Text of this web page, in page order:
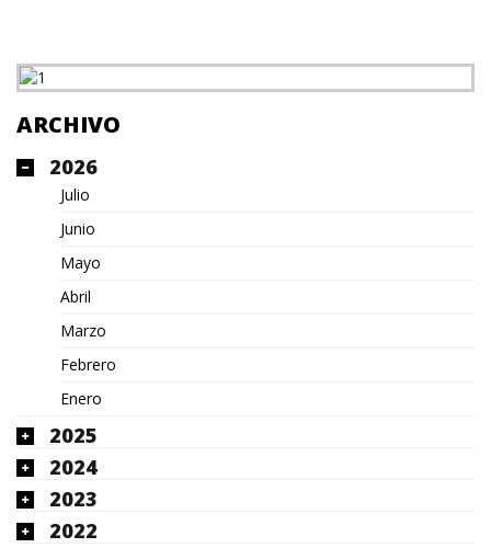
ARCHIVO
2026
Julio
Junio
Mayo
Abril
Marzo
Febrero
Enero
2025
2024
2023
2022